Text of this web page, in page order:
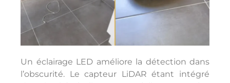
Un éclairage LED améliore la détection dans
l’obscurité. Le capteur LiDAR étant intégré